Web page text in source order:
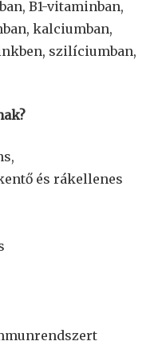
B1-vitaminban,
kalciumban,
szilíciumban,
és rákellenes